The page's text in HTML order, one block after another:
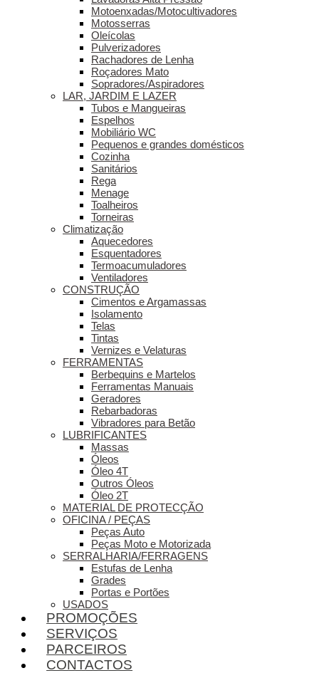
Motoenxadas/Motocultivadores
Motosserras
Oleícolas
Pulverizadores
Rachadores de Lenha
Roçadores Mato
Sopradores/Aspiradores
LAR, JARDIM E LAZER
Tubos e Mangueiras
Espelhos
Mobiliário WC
Pequenos e grandes domésticos
Cozinha
Sanitários
Rega
Menage
Toalheiros
Torneiras
Climatização
Aquecedores
Esquentadores
Termoacumuladores
Ventiladores
CONSTRUÇÃO
Cimentos e Argamassas
Isolamento
Telas
Tintas
Vernizes e Velaturas
FERRAMENTAS
Berbequins e Martelos
Ferramentas Manuais
Geradores
Rebarbadoras
Vibradores para Betão
LUBRIFICANTES
Massas
Óleos
Óleo 4T
Outros Óleos
Óleo 2T
MATERIAL DE PROTECÇÃO
OFICINA / PEÇAS
Peças Auto
Peças Moto e Motorizada
SERRALHARIA/FERRAGENS
Estufas de Lenha
Grades
Portas e Portões
USADOS
PROMOÇÕES
SERVIÇOS
PARCEIROS
CONTACTOS